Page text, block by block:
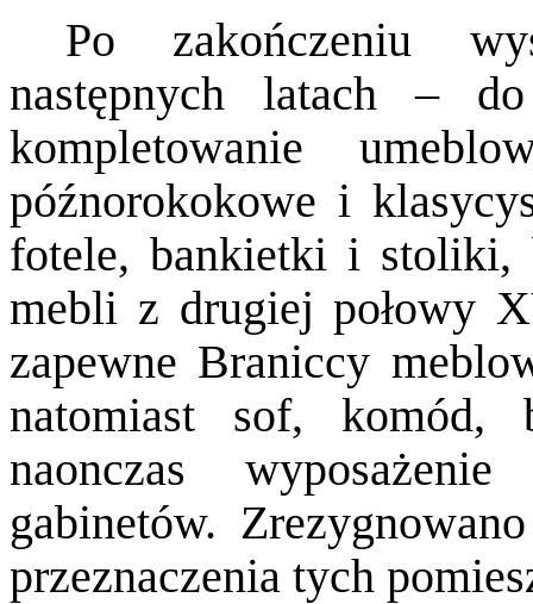
Po zakończeniu
następnych latach –
kompletowanie
późnorokokowe i
fotele, bankietki i stoliki,
mebli z drugiej połowy
zapewne Braniccy
natomiast sof, komód,
naonczas
gabinetów.
przeznaczenia tych